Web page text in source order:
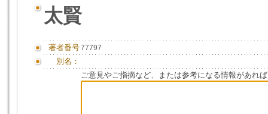
太賢
著者番号77797
別名：
ご意見やご指摘など、または参考になる情報があれ